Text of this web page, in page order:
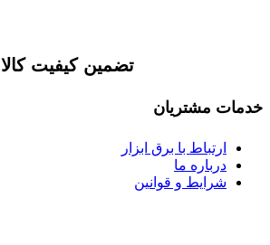
تضمین کیفیت کالا
خدمات مشتریان
ارتباط با برق ابزار
درباره ما
شرایط و قوانین